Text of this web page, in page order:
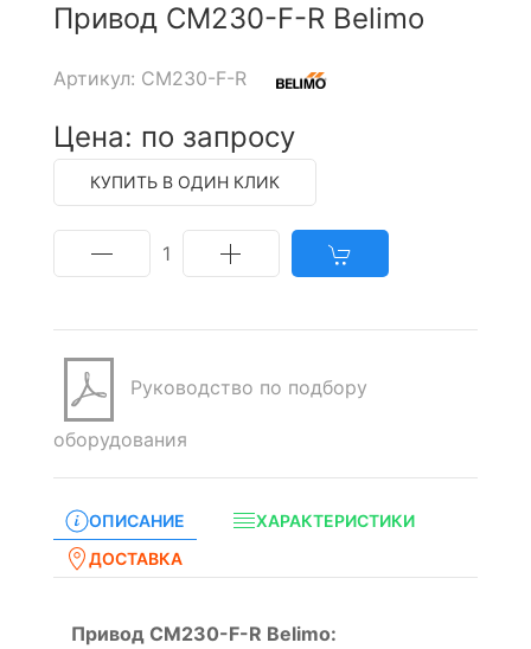
Привод CM230-F-R Belimo
Артикул: CM230-F-R
Цена: по запросу
КУПИТЬ В ОДИН КЛИК
1
Руководство по подбору
оборудования
ОПИСАНИЕ
ХАРАКТЕРИСТИКИ
ДОСТАВКА
Привод CM230-F-R Belimo: